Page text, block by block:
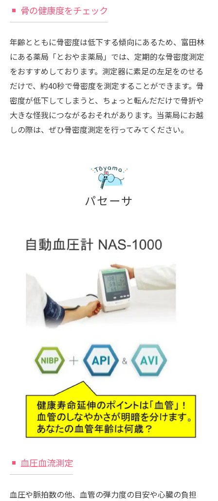
骨の健康度をチェック
年齢とともに骨密度は低下する傾向にあるため、富田林
にある薬局「とおやま薬局」では、定期的な骨密度測定
をおすすめしております。測定器に素足の左足をのせる
だけで、約40秒で骨密度を測定することができます。骨
密度が低下してしまうと、ちょっと転んだだけで骨折や
大きな怪我につながるおそれがあります。当薬局にお越
しの際は、ぜひ骨密度測定を行ってみてください。
パセーサ
血圧血流測定
血圧や脈拍数の他、血管の弾力度の目安や心臓の負担